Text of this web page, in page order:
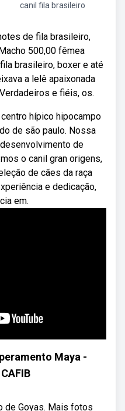
canil fila brasileiro
de fila brasileiro,
500,00 fêmea
brasileiro, boxer e até
a lelê apaixonada
e fiéis, os.
hípico hipocampo
de são paulo. Nossa
de
o canil gran origens,
de cães da raça
e dedicação,
em.
Maya -
de Goyas. Mais fotos